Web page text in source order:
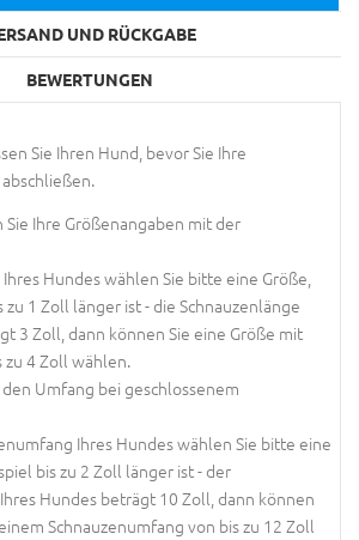
UND RÜCKGABE
BEWERTUNGEN
Sie Ihren Hund, bevor Sie Ihre
Ihre Größenangaben mit der
Ihres Hundes wählen Sie bitte eine Größe,
1 Zoll länger ist - die Schnauzenlänge
3 Zoll, dann können Sie eine Größe mit
zu 4 Zoll wählen.
Umfang bei geschlossenem
Ihres Hundes wählen Sie bitte eine
bis zu 2 Zoll länger ist - der
Hundes beträgt 10 Zoll, dann können
Schnauzenumfang von bis zu 12 Zoll